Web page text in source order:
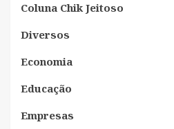
Coluna Chik Jeitoso
Diversos
Economia
Educação
Empresas